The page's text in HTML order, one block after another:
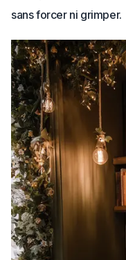
sans forcer ni grimper.